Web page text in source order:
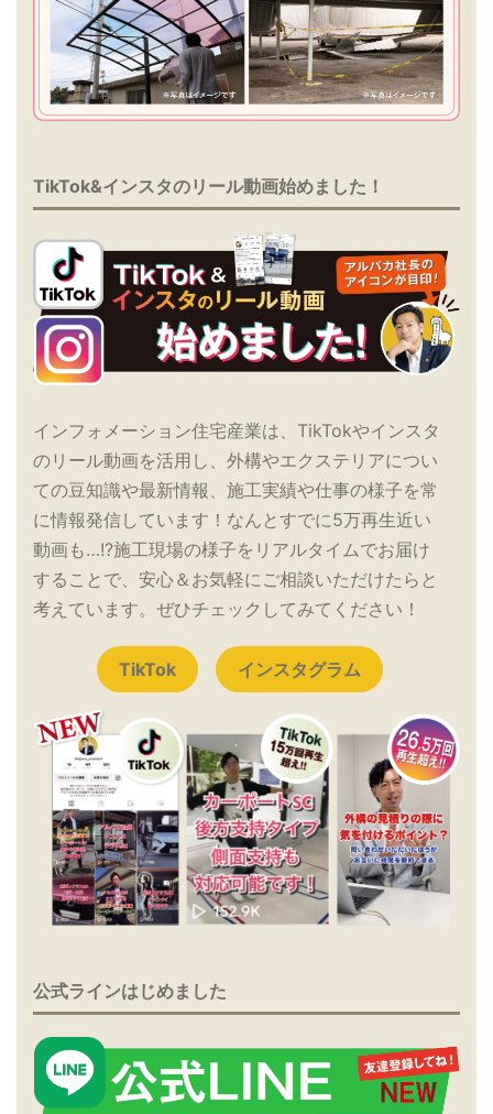
TikTok&インスタのリール動画始めました！
インフォメーション住宅産業は、TikTokやインスタ
のリール動画を活用し、外構やエクステリアについ
ての豆知識や最新情報、施工実績や仕事の様子を常
に情報発信しています！なんとすでに5万再生近い
動画も…!?施工現場の様子をリアルタイムでお届け
することで、安心＆お気軽にご相談いただけたらと
考えています。ぜひチェックしてみてください！
TikTok インスタグラム
公式ラインはじめました